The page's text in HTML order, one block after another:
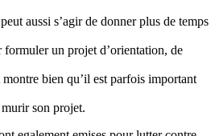
aussi s’agir de donner plus de temps
un projet d’orientation, de
bien qu’il est parfois important
son projet.